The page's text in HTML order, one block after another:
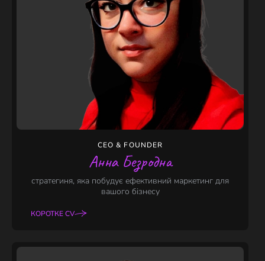
CEO & FOUNDER
Анна Безродна
стратегиня, яка побудує ефективний маркетинг для
вашого бізнесу
КОРОТКЕ CV